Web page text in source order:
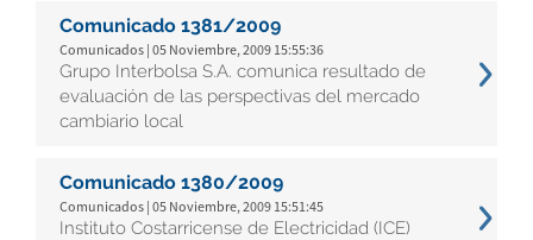
Comunicado 1381/2009
Comunicados | 05 Noviembre, 2009 15:55:36
Grupo Interbolsa S.A. comunica resultado de
evaluación de las perspectivas del mercado
cambiario local
Comunicado 1380/2009
Comunicados | 05 Noviembre, 2009 15:51:45
Instituto Costarricense de Electricidad (ICE)